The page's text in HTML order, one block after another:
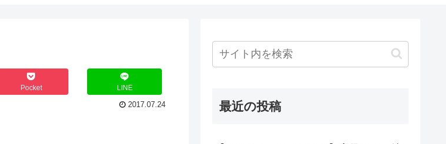
Pocket LINE
2017.07.24 最近の投稿